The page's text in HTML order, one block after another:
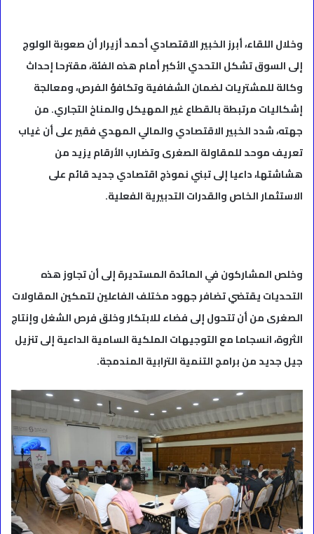
وخلال اللقاء، أبرز الخبير الاقتصادي أحمد أزيرار أن صعوبة الولوج
إلى السوق تشكل التحدي الأكبر أمام هذه الفئة، مقترحا إحداث
وكالة للمشتريات لضمان الشفافية وتكافؤ الفرص، ومعالجة
إشكاليات مرتبطة بالقطاع غير المهيكل والمناخ التجاري. من
جهته، شدد الخبير الاقتصادي والمالي المهدي فقير على أن غياب
تعريف موحد للمقاولة الصغرى وتضارب الأرقام يزيد من
هشاشتها، داعيا إلى تبني نموذج اقتصادي جديد قائم على
الاستثمار الخاص والقدرات التدبيرية الفعلية.
وخلص المشاركون في المائدة المستديرة إلى أن تجاوز هذه
التحديات يقتضي تضافر جهود مختلف الفاعلين لتمكين المقاولات
الصغرى من أن تتحول إلى فضاء للابتكار وخلق فرص الشغل وإنتاج
الثروة، انسجاما مع التوجيهات الملكية السامية الداعية إلى تنزيل
جيل جديد من برامج التنمية الترابية المندمجة.